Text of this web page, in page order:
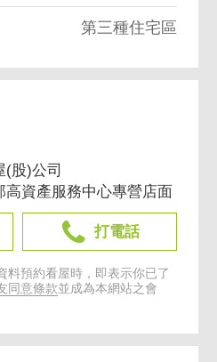
第三種住宅區
(股)公司
高資產服務中心專營店面
打電話
料預約看屋時，即表示你已了
同意條款並成為本網站之會